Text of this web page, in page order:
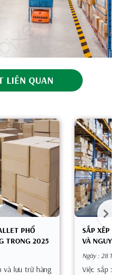
LIÊN QUAN
PHỔ
TRONG 2025
và lưu trữ hàng
SẮP XẾP
VÀ
Ngày : 28
Việc sắp